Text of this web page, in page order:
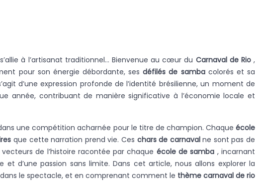
à l’artisanat traditionnel… Bienvenue au cœur du Carnaval de Rio,
pour son énergie débordante, sesdéfilés de samba colorés et sa
d’une expression profonde de l’identité brésilienne, un moment de
année, contribuant de manière significative à l’économie locale et
une compétition acharnée pour le titre de champion. Chaqueécole
que cette narration prend vie. Ces chars de carnavalne sont pas de
de l’histoire racontée par chaque école de samba , incarnant
d’une passion sans limite. Dans cet article, nous allons explorer la
le spectacle, et en comprenant comment le thème carnaval de rio